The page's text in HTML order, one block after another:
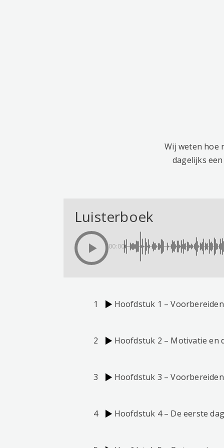
Wij weten hoe
dagelijks
Luisterboek
00:00
1 Hoofdstuk 1 – Voorbereiden
2 Hoofdstuk 2 – Motivatie en
3 Hoofdstuk 3 –
4 Hoofdstuk 4 – De eerste